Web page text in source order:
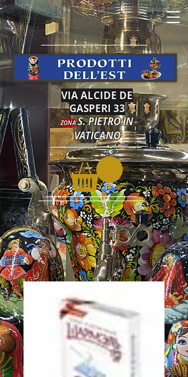
VIA ALCIDE DE
GASPERI 33
ZONA S. PIETRO IN
VATICANO